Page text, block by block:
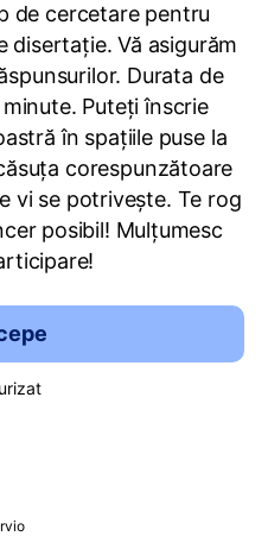
de cercetare pentru
disertație. Vă asigurăm
Durata de
Puteţi înscrie
în spaţiile puse la
corespunzătoare
vi se potriveşte. Te rog
posibil! Mulțumesc